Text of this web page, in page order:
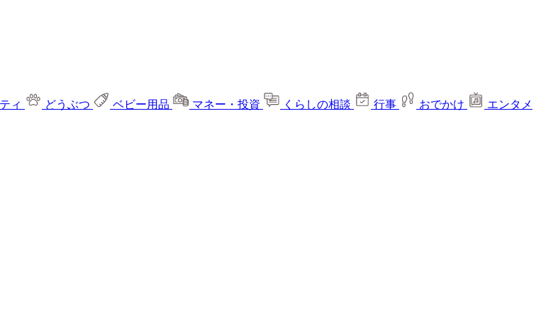
ィ どうぶつ ベビー用品 マネー・投資 くらしの相談 行事 おでかけ
エンタメ